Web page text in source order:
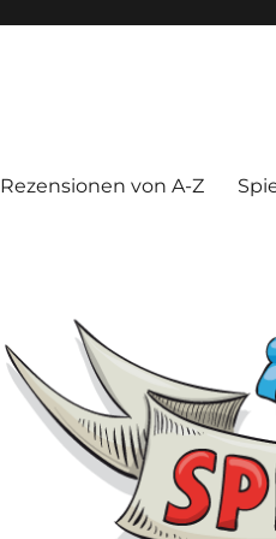
Rezensionen von A-Z